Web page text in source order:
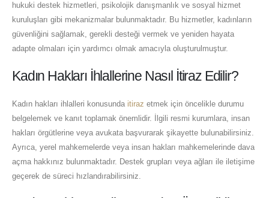
hukuki destek hizmetleri, psikolojik danışmanlık ve sosyal hizmet
kuruluşları gibi mekanizmalar bulunmaktadır. Bu hizmetler, kadınların
güvenliğini sağlamak, gerekli desteği vermek ve yeniden hayata
adapte olmaları için yardımcı olmak amacıyla oluşturulmuştur.
Kadın Hakları İhlallerine Nasıl İtiraz Edilir?
Kadın hakları ihlalleri konusunda itiraz etmek için öncelikle durumu
belgelemek ve kanıt toplamak önemlidir. İlgili resmi kurumlara, insan
hakları örgütlerine veya avukata başvurarak şikayette bulunabilirsiniz.
Ayrıca, yerel mahkemelerde veya insan hakları mahkemelerinde dava
açma hakkınız bulunmaktadır. Destek grupları veya ağları ile iletişime
geçerek de süreci hızlandırabilirsiniz.